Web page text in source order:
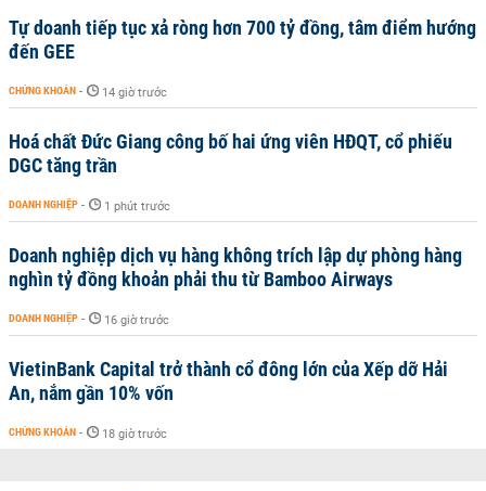
Tự doanh tiếp tục xả ròng hơn 700 tỷ đồng, tâm điểm hướng
đến GEE
CHỨNG KHOÁN - 14 giờ trước
Hoá chất Đức Giang công bố hai ứng viên HĐQT, cổ phiếu
DGC tăng trần
DOANH NGHIỆP - 1 phút trước
Doanh nghiệp dịch vụ hàng không trích lập dự phòng hàng
nghìn tỷ đồng khoản phải thu từ Bamboo Airways
DOANH NGHIỆP - 16 giờ trước
VietinBank Capital trở thành cổ đông lớn của Xếp dỡ Hải
An, nắm gần 10% vốn
CHỨNG KHOÁN - 18 giờ trước